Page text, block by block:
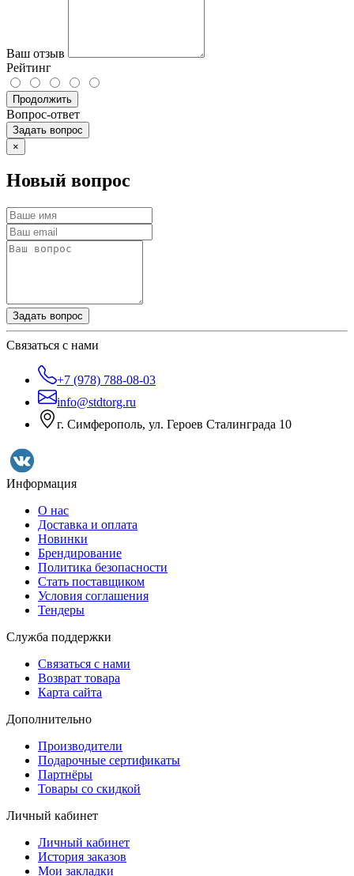
Ваш отзыв
Рейтинг
Продолжить
Вопрос-ответ
Задать вопрос
×
Новый вопрос
Задать вопрос
Связаться с нами
+7 (978) 788-08-03
info@stdtorg.ru
г. Симферополь, ул. Героев Сталинграда 10
Информация
О нас
Доставка и оплата
Новинки
Брендирование
Политика безопасности
Стать поставщиком
Условия соглашения
Тендеры
Служба поддержки
Связаться с нами
Возврат товара
Карта сайта
Дополнительно
Производители
Подарочные сертификаты
Партнёры
Товары со скидкой
Личный кабинет
Личный кабинет
История заказов
Мои закладки